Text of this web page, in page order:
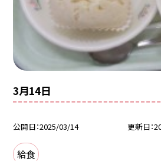
3月14日
公開日 2025/03/14 更新日
給食